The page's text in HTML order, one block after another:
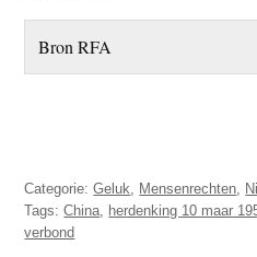
Bron RFA
Categorie:Geluk, Mensenrechten,
Tags:China, herdenking 10 maar
verbond